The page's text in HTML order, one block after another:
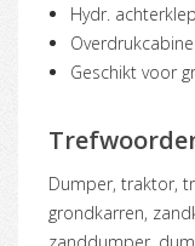
Hydr. achterklep
Overdrukcabine
Geschikt voor
dumper, traktor, tractor, trekker, dumpers, grondkar,
grondkarren,
zanddumper,